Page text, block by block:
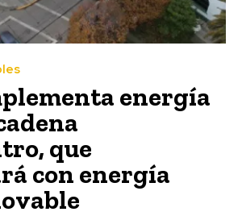
energía
que
con energía